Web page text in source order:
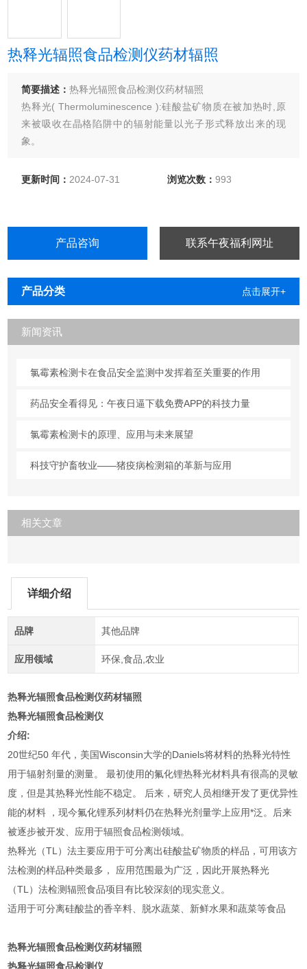
热释光辐照食品检测仪药材辐照
简要描述：热释光辐照食品检测仪药材辐照
热释光( Thermoluminescence ):硅酸盐矿物质在被加热时,原
来被吸收在晶格陷阱中的辐射能量以光子形式释放出来的现
象。
更新时间：2024-07-31 浏览次数： 993
产品咨询 联系午夜福利网址
产品分类 点击展开+
新闻资讯
氯霉素检测卡在食品安全监测中发挥着至关重要的作用
药品安全看得见：午夜日逼下载免费APP的科技力量
氯霉素检测卡的原理、应用与未来展望
科技守护畜牧业——猪疫病检测箱的革新与应用
相关文章
详细介绍
品牌 其他品牌
应用领域 环保,食品,农业
热释光辐照食品检测仪药材辐照
热释光辐照食品检测仪
介绍:
20世纪50 年代，美国Wisconsin大学的Daniels将材料的热释光特性
用于辐射剂量的测量。 最初使用的氟化锂热释光材料具有很高的灵敏
度，但是其热释光性能不稳定。 后来，研究人员相继开发了更优异性
能的材料 ，现今氟化锂系列材料仍在热释光剂量学上应用*泛。后来
被逐步被开发、应用于辐照食品检测领域。
热释光（TL）法主要应用于可分离出硅酸盐矿物质的样品，可用该方
法检测的样品种类最多， 应用范围最为广泛，因此开展热释光
（TL）法检测辐照食品项目有比较深刻的现实意义。
适用于可分离硅酸盐的香辛料、脱水蔬菜、新鲜水果和蔬菜等食品
热释光辐照食品检测仪药材辐照
热释光辐照食品检测仪